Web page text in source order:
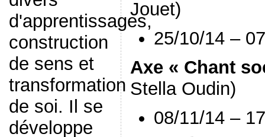
d'apprentissages,
construction
de sens et
transformation
de soi. Il se
développe
Jouet)
25/10/14 –
Axe « Chant
Stella Oudin)
08/11/14 –